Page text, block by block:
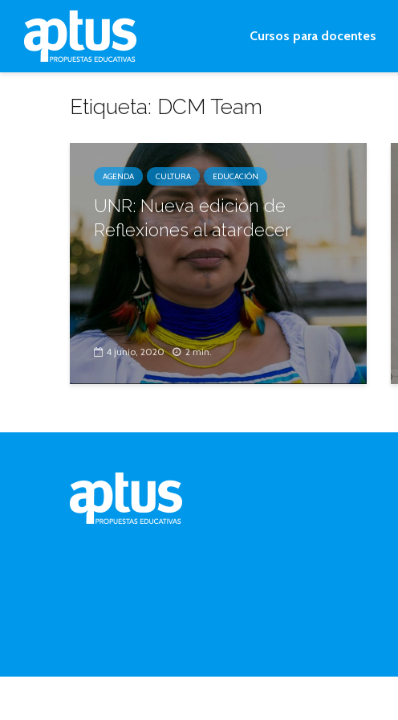
Cursos para docentes
Etiqueta: DCM Team
AGENDA CULTURA EDUCACIÓN
UNR: Nueva edición de
Reflexiones al atardecer
4 junio, 2020 2 min.